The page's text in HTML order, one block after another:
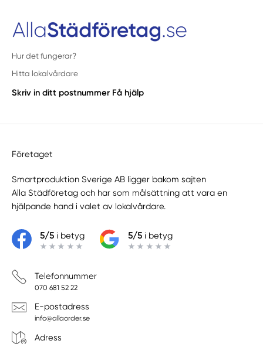
Hur det fungerar?
Hitta lokalvårdare
Skriv in ditt postnummer Få hjälp
Företaget
Smartproduktion Sverige AB ligger bakom sajten
Alla Städföretag och har som målsättning att vara en
hjälpande hand i valet av lokalvårdare.
5/5i betyg 5/5i betyg
Telefonnummer
070 681 52 22
E-postadress
info@allaorder.se
Adress